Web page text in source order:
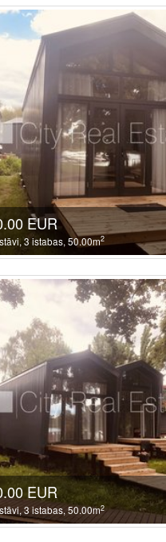
EUR
3 istabas, 50.00m2
EUR
3 istabas, 50.00m2